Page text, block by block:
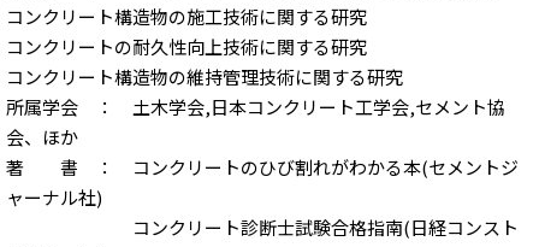
コンクリート構造物の施工技術に関する研究
コンクリートの耐久性向上技術に関する研究
コンクリート構造物の維持管理技術に関する研究
所属学会 ： 土木学会,日本コンクリート工学会,セメント協
会、ほか
著 書 ： コンクリートのひび割れがわかる本(セメントジ
ャーナル社)
コンクリート診断士試験合格指南(日経コンスト